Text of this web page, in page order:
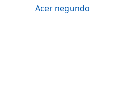
Acer negundo